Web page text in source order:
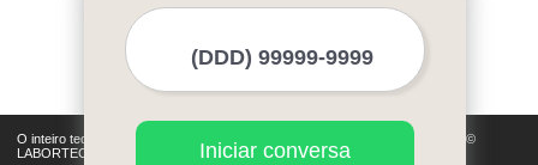
O inteiro teor deste site está sujeito à proteção de direitos autorais. Copyright©
LABORTEC (Lei 9610 de 19/02/1998)Iniciar conversa